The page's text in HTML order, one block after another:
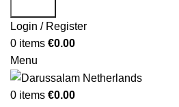
Login / Register
0 items €0.00
Menu
0 items €0.00